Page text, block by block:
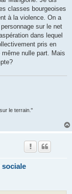
classes bourgeoises
à la violence. On a
sur le net
dans lequel
pris en
nulle part. Mais
le terrain."
sociale